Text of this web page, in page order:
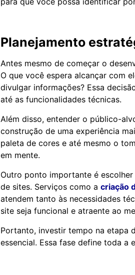
Planejamento
Antes mesmo de começar o
O que você espera alcançar com
divulgar informações? Essa
até as funcionalidades técnicas.
Além disso, entender o público-
construção de uma experiência
paleta de cores e até mesmo o
em mente.
Outro ponto importante é
de sites. Serviços como a criação
atendem tanto às necessidades
site seja funcional e atraente ao
Portanto, investir tempo na etapa
essencial. Essa fase define toda